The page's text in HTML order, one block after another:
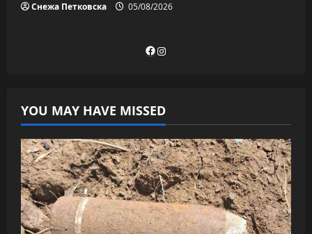
Снежа Петковска 05/08/2026
Facebook
Instagram
YOU MAY HAVE MISSED